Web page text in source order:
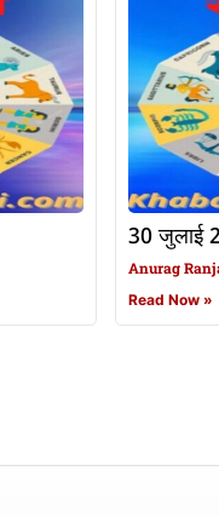
30 जुलाई
Anurag
Read Now »